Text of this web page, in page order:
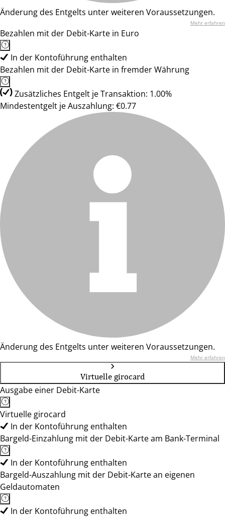
Änderung des Entgelts unter weiteren Voraussetzungen.
Mehr erfahren
Bezahlen mit der Debit-Karte in Euro
In der Kontoführung enthalten
Bezahlen mit der Debit-Karte in fremder Währung
Zusätzliches Entgelt je Transaktion: 1.00%
Mindestentgelt je Auszahlung: €0.77
Änderung des Entgelts unter weiteren Voraussetzungen.
Mehr erfahren
Virtuelle girocard
Ausgabe einer Debit-Karte
Virtuelle girocard
In der Kontoführung enthalten
Bargeld-Einzahlung mit der Debit-Karte am Bank-Terminal
In der Kontoführung enthalten
Bargeld-Auszahlung mit der Debit-Karte an eigenen
Geldautomaten
In der Kontoführung enthalten